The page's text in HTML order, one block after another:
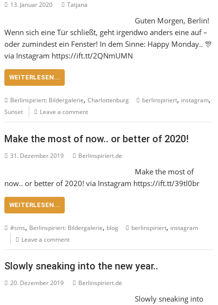
13. Januar 2020 Tatjana
Guten Morgen, Berlin!
Wenn sich eine Tür schließt, geht irgendwo anders eine auf –
oder zumindest ein Fenster! In dem Sinne: Happy Monday.. 🎊
via Instagram https://ift.tt/2QNmUMN
WEITERLESEN...
Berlinspiriert: Bildergalerie,Charlottenburg berlinspiriert, instagram,
Sunset Leave a comment
Make the most of now.. or better of 2020!
31. Dezember 2019 Berlinspiriert.de
Make the most of
now.. or better of 2020! via Instagram https://ift.tt/39tl0br
WEITERLESEN...
#sms, Berlinspiriert: Bildergalerie, blog berlinspiriert, instagram
Leave a comment
Slowly sneaking into the new year..
20. Dezember 2019 Berlinspiriert.de
Slowly sneaking into